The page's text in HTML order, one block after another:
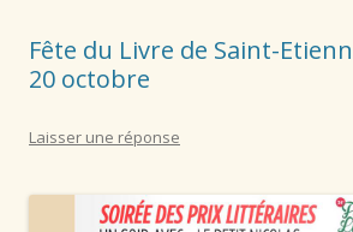
Fête du Livre de Saint-
20 octobre
Laisser une réponse